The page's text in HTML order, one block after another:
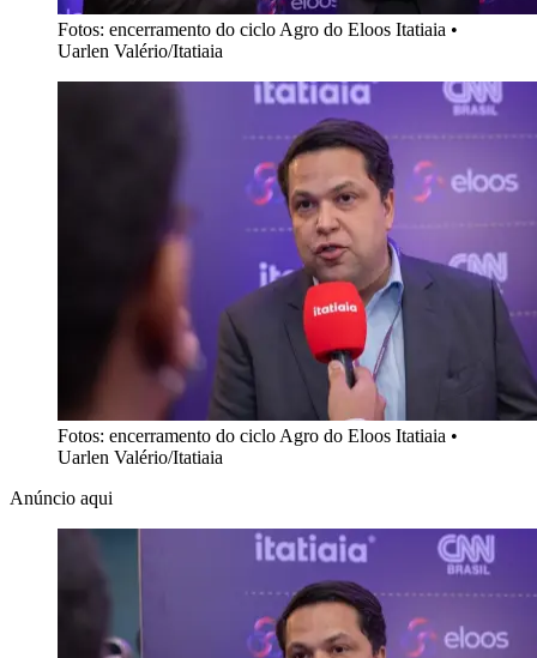
Fotos: encerramento do ciclo Agro do Eloos Itatiaia •
Uarlen Valério/Itatiaia
Fotos: encerramento do ciclo Agro do Eloos Itatiaia •
Uarlen Valério/Itatiaia
Anúncio aqui